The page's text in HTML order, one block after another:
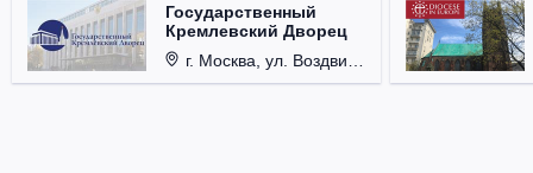
Государственный
Кремлевский Дворец
г. Москва, ул. Воздвиженка, д. 1, Кремль.